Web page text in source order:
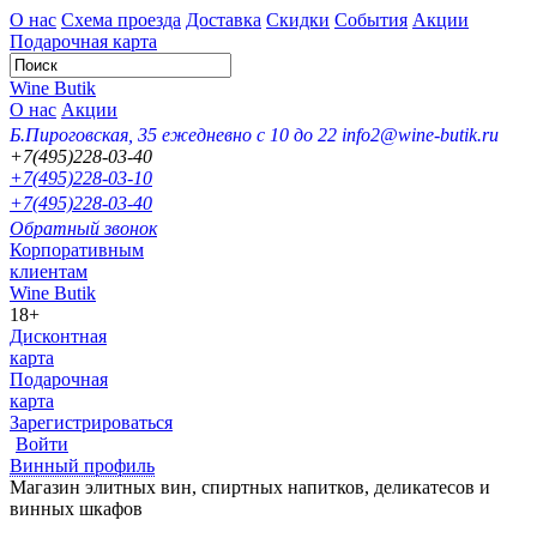
О нас Схема проезда Доставка Скидки События Акции
Подарочная карта
Wine Butik
О нас Акции
Б.Пироговская, 35 ежедневно с 10 до 22 info2@wine-butik.ru
+7(495)228-03-40
+7(495)228-03-10
+7(495)228-03-40
Обратный звонок
Корпоративным
клиентам
Wine Butik
18+
Дисконтная
карта
Подарочная
карта
Зарегистрироваться
Войти
Винный профиль
Магазин элитных вин, спиртных напитков, деликатесов и
винных шкафов